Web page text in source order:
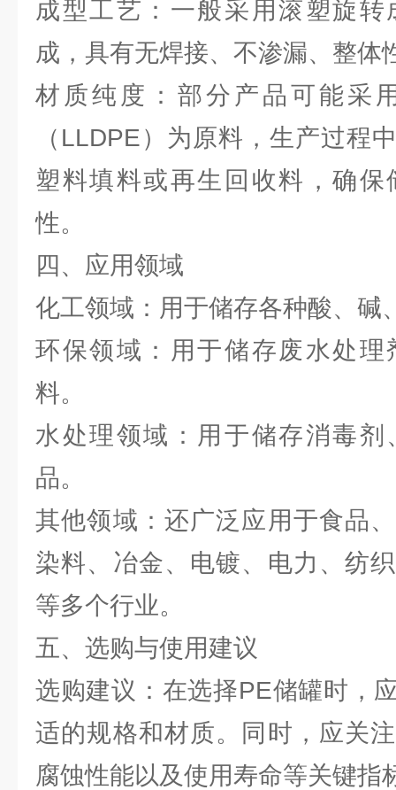
成型工艺：一般采用滚塑旋
成，具有无焊接、不渗漏、整体
材质纯度：部分产品可能采
（LLDPE）为原料，生产过程
塑料填料或再生回收料，确
性。
四、应用领域
化工领域：用于储存各种酸、碱
环保领域：用于储存废水处理
料。
水处理领域：用于储存消毒
品。
其他领域：还广泛应用于食品
染料、冶金、电镀、电力、纺
等多个行业。
五、选购与使用建议
选购建议：在选择PE储罐时，
适的规格和材质。同时，应关
腐蚀性能以及使用寿命等关键指